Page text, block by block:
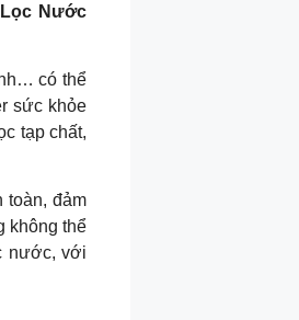
Lọc Nước
có thể
sức khỏe
tạp chất,
toàn, đảm
không thể
nước, với